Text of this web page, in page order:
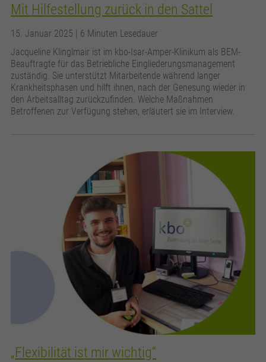
Mit Hilfestellung zurück in den Sattel
15. Januar 2025
| 6 Minuten Lesedauer
Jacqueline Klinglmair ist im kbo-Isar-Amper-Klinikum als BEM-
Beauftragte für das Betriebliche Eingliederungsmanagement
zuständig. Sie unterstützt Mitarbeitende während langer
Krankheitsphasen und hilft ihnen, nach der Genesung wieder in
den Arbeitsalltag zurückzufinden. Welche Maßnahmen
Betroffenen zur Verfügung stehen, erläutert sie im Interview.
„Flexibilität ist mir wichtig“